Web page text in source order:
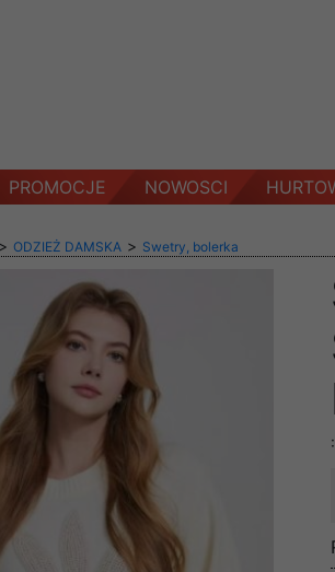
PROMOCJE NOWOSCI
> ODZIEŻ DAMSKA > Swetry, bolerka